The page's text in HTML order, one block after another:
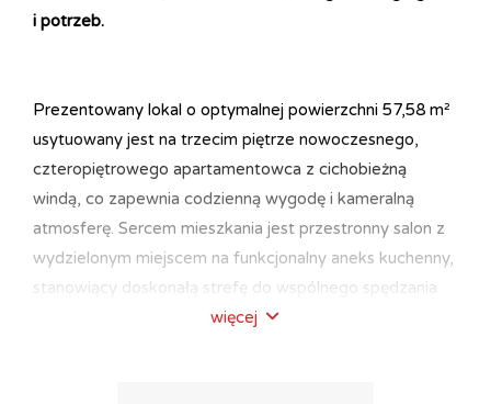
i potrzeb.
Prezentowany lokal o optymalnej powierzchni 57,58 m²
usytuowany jest na trzecim piętrze nowoczesnego,
czteropiętrowego apartamentowca z cichobieżną
windą, co zapewnia codzienną wygodę i kameralną
atmosferę. Sercem mieszkania jest przestronny salon z
wydzielonym miejscem na funkcjonalny aneks kuchenny,
stanowiący doskonałą strefę do wspólnego spędzania
czasu. Przemyślany i niezwykle ustawny układ
więcej